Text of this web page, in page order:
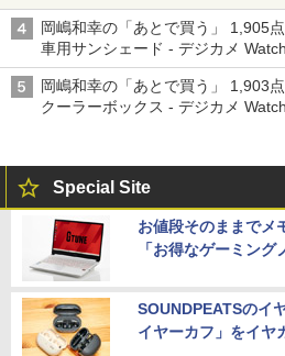
る「Filmator」
岡嶋和幸の「あとで買う」 1,905
車用サンシェード - デジカメ Watch
岡嶋和幸の「あとで買う」 1,903
クーラーボックス - デジカメ Watch
Special Site
お値段そのままでメ
「お得なゲーミング
SOUNDPEATSのイ
イヤーカフ」をイヤ